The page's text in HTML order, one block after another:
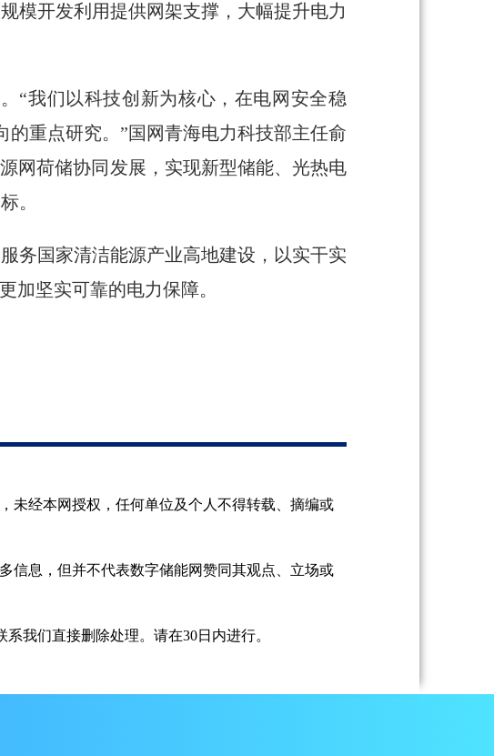
模开发利用提供网架支撑，大幅提升电力
“我们以科技创新为核心，在电网安全稳
重点研究。”国网青海电力科技部主任俞
网荷储协同发展，实现新型储能、光热电
。
务国家清洁能源产业高地建设，以实干实
加坚实可靠的电力保障。
未经本网授权，任何单位及个人不得转载、摘编或
信息，但并不代表数字储能网赞同其观点、立场或
我们直接删除处理。请在30日内进行。